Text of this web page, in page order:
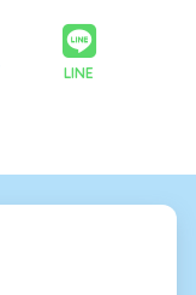
LINE